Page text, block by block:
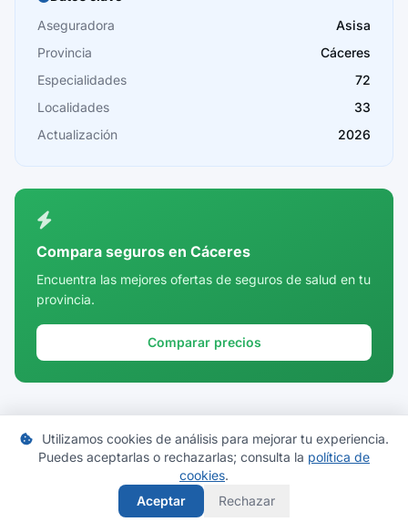
Cáceres
Cádiz
Cantabria
Castellón
Córdoba
Cuenca
Girona
Huelva
Aseguradora
Asisa
Provincia
Cáceres
Especialidades
72
Localidades
33
Actualización
2026
Compara seguros en Cáceres
Encuentra las mejores ofertas de seguros de salud en tu
provincia.
Comparar precios
Mi Cuadro Médico
Directorio actualizado de cuadros médicos de las principales
Utilizamos cookies de análisis para mejorar tu experiencia.
Puedes aceptarlas o rechazarlas; consulta la política de
cookies.
Aceptar
Rechazar